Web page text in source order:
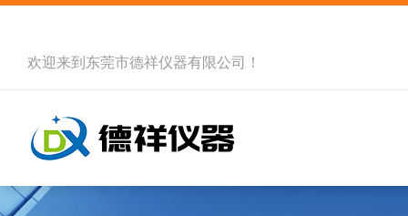
欢迎来到 东莞市德祥仪器有限公司 ！